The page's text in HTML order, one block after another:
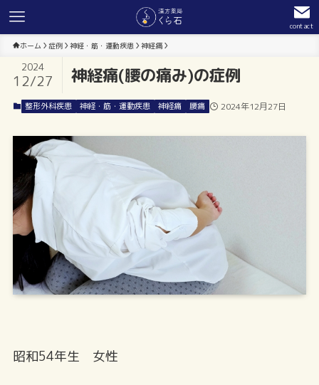
contact
ホーム 症例 神経・筋・運動疾患 神経痛
神経痛(腰の痛み)の症例
2024
12/27
整形外科疾患 神経・筋・運動疾患 神経痛 腰痛 2024年12月27日
昭和54年生 女性